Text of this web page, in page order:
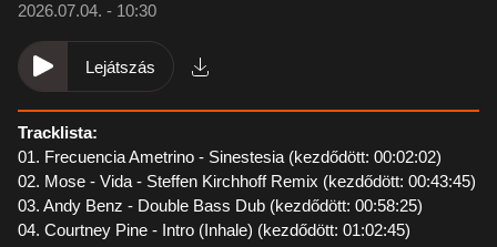
2026.07.04. - 10:30
Lejátszás
Tracklista:
01. Frecuencia Ametrino - Sinestesia (kezdődött: 00:02:02)
02. Mose - Vida - Steffen Kirchhoff Remix (kezdődött: 00:43:45)
03. Andy Benz - Double Bass Dub (kezdődött: 00:58:25)
04. Courtney Pine - Intro (Inhale) (kezdődött: 01:02:45)